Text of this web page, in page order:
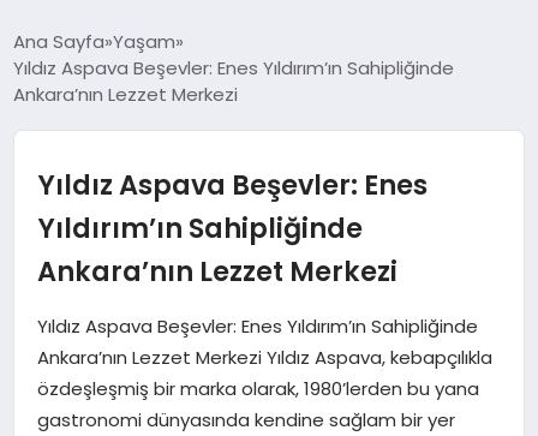
EĞITIM
MAGAZIN
SIYASET
SPOR
Ana Sayfa Yaşam
Yıldız Aspava Beşevler: Enes Yıldırım’ın Sahipliğinde
Ankara’nın Lezzet Merkezi
Yıldız Aspava Beşevler: Enes
Yıldırım’ın Sahipliğinde
Ankara’nın Lezzet Merkezi
Yıldız Aspava Beşevler: Enes Yıldırım’ın Sahipliğinde
Ankara’nın Lezzet Merkezi Yıldız Aspava, kebapçılıkla
özdeşleşmiş bir marka olarak, 1980’lerden bu yana
gastronomi dünyasında kendine sağlam bir yer